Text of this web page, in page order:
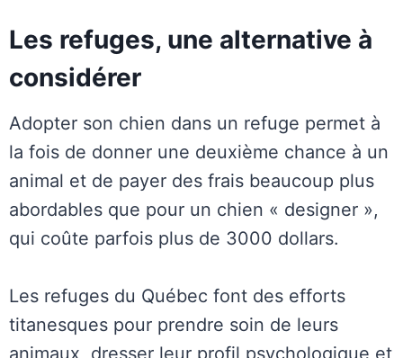
Les refuges, une alternative à
considérer
Adopter son chien dans un refuge permet à
la fois de donner une deuxième chance à un
animal et de payer des frais beaucoup plus
abordables que pour un chien « designer »,
qui coûte parfois plus de 3000 dollars.
Les refuges du Québec font des efforts
titanesques pour prendre soin de leurs
animaux, dresser leur profil psychologique et